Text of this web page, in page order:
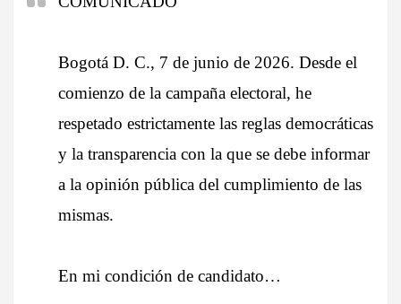
Bogotá D. C., 7 de junio de 2026. Desde el
comienzo de la campaña electoral, he
respetado estrictamente las reglas democráticas
y la transparencia con la que se debe informar
a la opinión pública del cumplimiento de las
mismas.
En mi condición de candidato…